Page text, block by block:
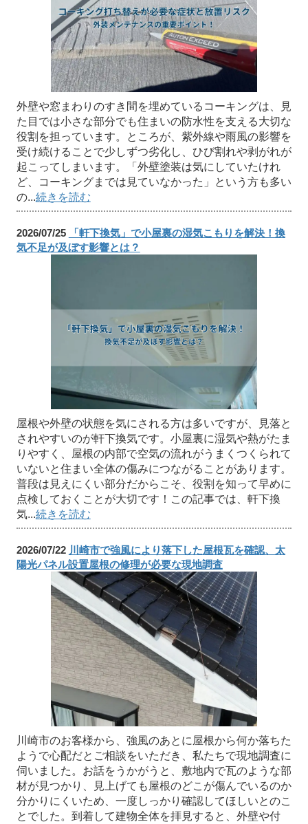
外壁や窓まわりのすき間を埋めているコーキングは、見
た目では小さな部分でも住まいの防水性を支える大切な
役割を担っています。ところが、紫外線や雨風の影響を
受け続けることで少しずつ劣化し、ひび割れや剥がれが
起こってしまいます。「外壁塗装は気にしていたけれ
ど、コーキングまでは見ていなかった」という方も多い
の...続きを読む
2026/07/25
「軒下換気」で小屋裏の湿気こもりを解決！換
気不足が及ぼす影響とは？
屋根や外壁の状態を気にされる方は多いですが、見落と
されやすいのが軒下換気です。小屋裏に湿気や熱がたま
りやすく、屋根の内部で空気の流れがうまくつくられて
いないと住まい全体の傷みにつながることがあります。
普段は見えにくい部分だからこそ、役割を知って早めに
点検しておくことが大切です！この記事では、軒下換
気...続きを読む
2026/07/22 川崎市で強風により落下した屋根瓦を確認、太
陽光パネル設置屋根の修理が必要な現地調査
川崎市のお客様から、強風のあとに屋根から何か落ちた
ようで心配だとご相談をいただき、私たちで現地調査に
伺いました。お話をうかがうと、敷地内で瓦のような部
材が見つかり、見上げても屋根のどこが傷んでいるのか
分かりにくいため、一度しっかり確認してほしいとのこ
とでした。到着して建物全体を拝見すると、外壁や付